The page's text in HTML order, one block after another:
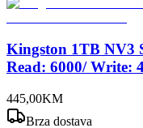
Kingston 1TB NV3
Read: 6000/ Write:
445,00KM
Brza dostava